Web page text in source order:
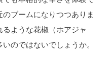
ブームになりつつありま
ような花椒（ホアジャ
のではないでしょうか。